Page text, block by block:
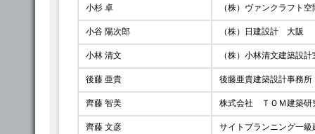
小杉 卓 （株）ヴァンクラフト
小谷 陽次郎 （株）日建設計 大阪
小林 清文 （株）小林清文建築設
後藤 亜貴 後藤亜貴建築設計事務所
齊藤 智美 株式会社 ＴＯＭ建築研
齊藤 文彦 サイトプランニング一